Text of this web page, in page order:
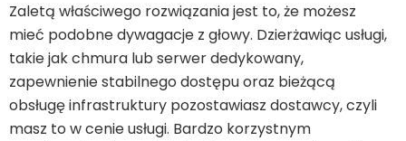
Zaletą właściwego rozwiązania jest to, że możesz
mieć podobne dywagacje z głowy. Dzierżawiąc usługi,
takie jak chmura lub serwer dedykowany,
zapewnienie stabilnego dostępu oraz bieżącą
obsługę infrastruktury pozostawiasz dostawcy, czyli
masz to w cenie usługi. Bardzo korzystnym